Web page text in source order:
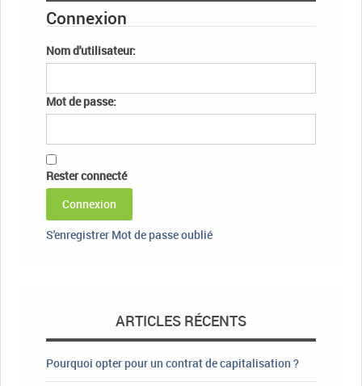
Connexion
Nom d'utilisateur:
Mot de passe:
Rester connecté
Connexion
S'enregistrer Mot de passe oublié
ARTICLES RÉCENTS
Pourquoi opter pour un contrat de capitalisation ?